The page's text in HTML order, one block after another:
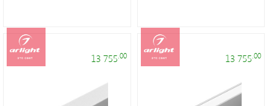
Электроустановочные
13 755 .00 13 755 .00